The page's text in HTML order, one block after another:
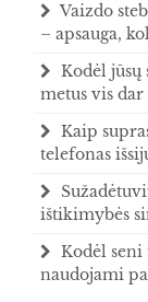
Vaizdo
– apsauga,
Kodėl jūsų
metus vis
Kaip
telefonas
ištikimybės
Kodėl
naudojami